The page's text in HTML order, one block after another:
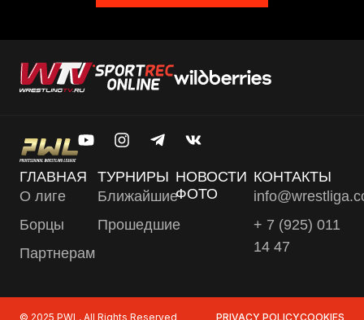
ГЛАВНАЯ
О лиге
Борцы
Партнерам
ТУРНИРЫ
Ближайшие
Прошедшие
НОВОСТИ
ФОТО
КОНТАКТЫ
+ 7 (925) 011
14 47
© 2025 PWL, All Rights Reserved PRIVACY POLICYCOOKIES